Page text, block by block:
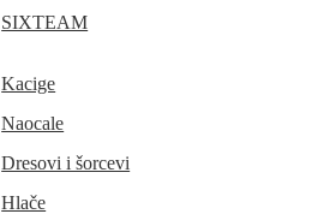
SIXTEAM
Kacige
Naocale
Dresovi i šorcevi
Hlače